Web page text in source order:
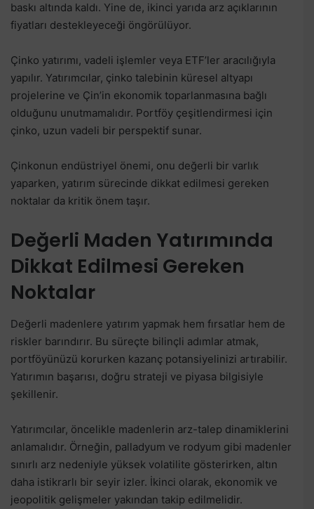
baskı altında kaldı. Yine de, ikinci yarıda arz açıklarının
fiyatları destekleyeceği öngörülüyor.
Çinko yatırımı, vadeli işlemler veya ETF’ler aracılığıyla
yapılır. Yatırımcılar, çinko talebinin küresel altyapı
projelerine ve Çin’in ekonomik toparlanmasına bağlı
olduğunu unutmamalıdır. Portföy çeşitlendirmesi için
çinko, uzun vadeli bir perspektif sunar.
Çinkonun endüstriyel önemi, onu değerli bir varlık
yaparken, yatırım sürecinde dikkat edilmesi gereken
noktalar da kritik önem taşır.
Değerli Maden Yatırımında
Dikkat Edilmesi Gereken
Noktalar
Değerli madenlere yatırım yapmak hem fırsatlar hem de
riskler barındırır. Bu süreçte bilinçli adımlar atmak,
portföyünüzü korurken kazanç potansiyelinizi artırabilir.
Yatırımın başarısı, doğru strateji ve piyasa bilgisiyle
şekillenir.
Yatırımcılar, öncelikle madenlerin arz-talep dinamiklerini
anlamalıdır. Örneğin, palladyum ve rodyum gibi madenler
sınırlı arz nedeniyle yüksek volatilite gösterirken, altın
daha istikrarlı bir seyir izler. İkinci olarak, ekonomik ve
jeopolitik gelişmeler yakından takip edilmelidir.